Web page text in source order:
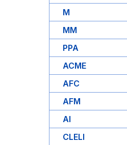
M
MM
PPA
ACME
AFC
AFM
AI
CLELI